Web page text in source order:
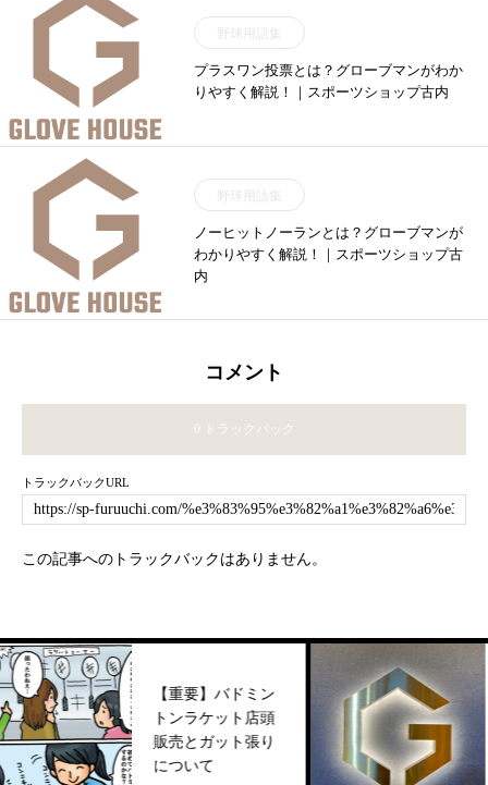
野球用語集
プラスワン投票とは？グローブマンがわか
りやすく解説！｜スポーツショップ古内
野球用語集
ノーヒットノーランとは？グローブマンが
わかりやすく解説！｜スポーツショップ古
内
コメント
0 トラックバック
トラックバックURL
この記事へのトラックバックはありません。
【重要】バドミン
トンラケット店頭
販売とガット張り
について